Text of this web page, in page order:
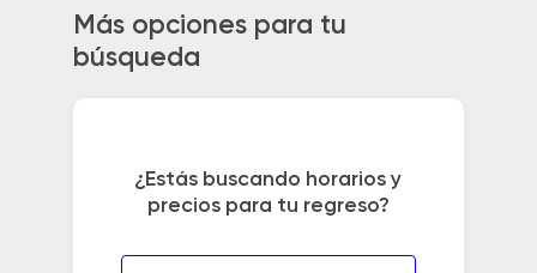
Más opciones para tu
búsqueda
¿Estás buscando horarios y
precios para tu regreso?